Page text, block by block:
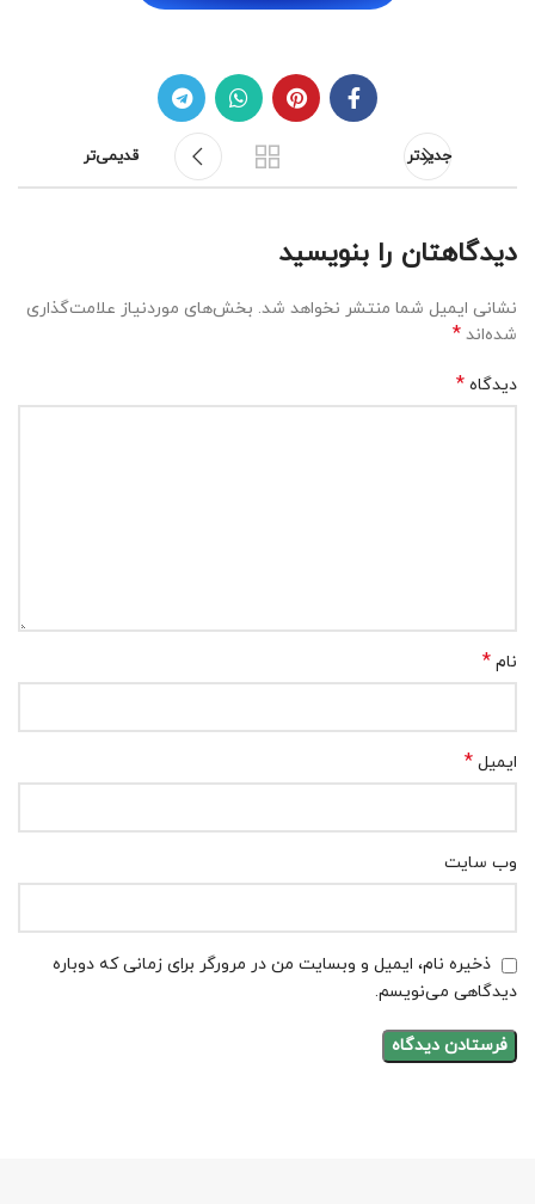
جدیدتر قدیمی‌تر
دیدگاهتان را بنویسید
نشانی ایمیل شما منتشر نخواهد شد. بخش‌های موردنیاز علامت‌گذاری
شده‌اند *
دیدگاه *
نام *
ایمیل *
وب‌ سایت
ذخیره نام، ایمیل و وبسایت من در مرورگر برای زمانی که دوباره
دیدگاهی می‌نویسم.